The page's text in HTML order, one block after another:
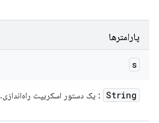
پارامترها
s
String : یک دستور اسکریپت راه‌اندازی.